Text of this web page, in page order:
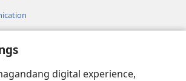
digital experience,